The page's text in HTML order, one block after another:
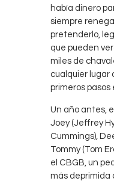
había dinero
siempre
pretenderlo,
que pueden
miles de
cualquier lugar
primeros pasos
Un año antes,
Joey (Jeffrey
Cummings),
Tommy (Tom
el CBGB, un
más deprimida